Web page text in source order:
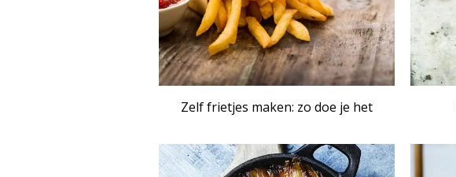
Zelf frietjes maken: zo doe je het
ARTIKEL